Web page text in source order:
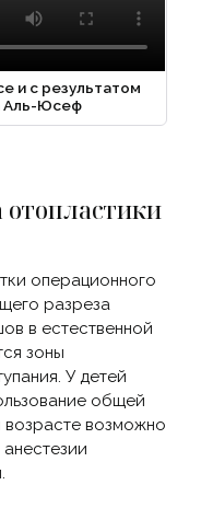
и с результатом
Аль-Юсеф
отопластики
операционного
разреза
в естественной
зоны
У детей
общей
возрасте возможно